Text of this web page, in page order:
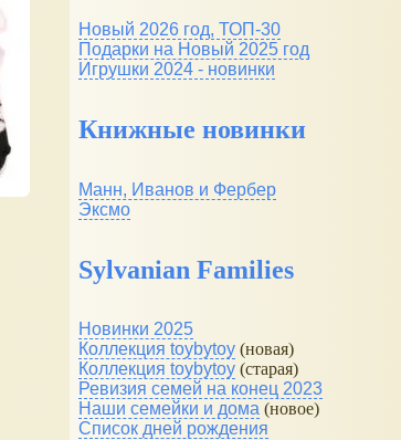
Новый 2026 год, ТОП-30
Подарки на Новый 2025 год
Игрушки 2024 - новинки
Книжные новинки
Манн, Иванов и Фербер
Эксмо
Sylvanian Families
Новинки 2025
Коллекция toybytoy (новая)
Коллекция toybytoy (старая)
Ревизия семей на конец 2023
Наши семейки и дома (новое)
Список дней рождения